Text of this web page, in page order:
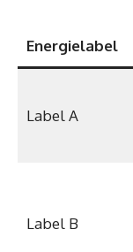
Energielabel
Label A
Label B